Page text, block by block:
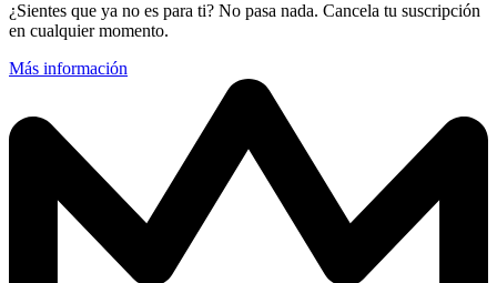
¿Sientes que ya no es para ti? No pasa nada. Cancela tu suscripción
en cualquier momento.
Más información